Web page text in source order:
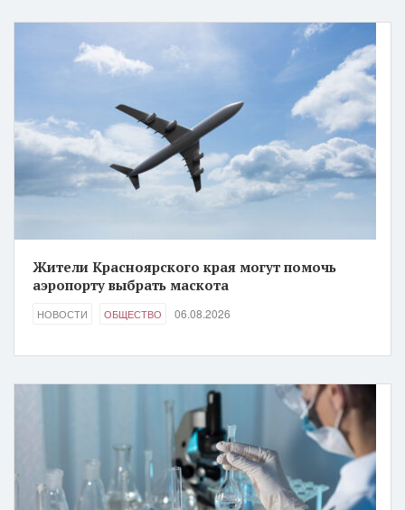
Жители Красноярского края могут помочь
аэропорту выбрать маскота
НОВОСТИ ОБЩЕСТВО 06.08.2026